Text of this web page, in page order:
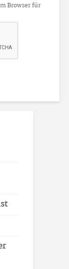
Browser für